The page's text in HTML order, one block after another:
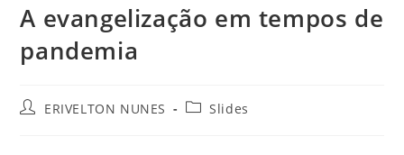
A evangelização em tempos de
pandemia
ERIVELTON NUNES Slides